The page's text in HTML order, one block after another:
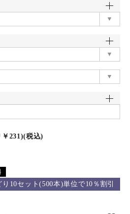
231)(税込)
10セット(500本)単位で10％割引